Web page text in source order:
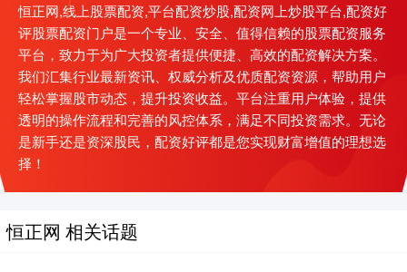
恒正网,线上股票配资,平台配资炒股,配资网上炒股平台,配资好
评股票配资门户是一个专业、安全、值得信赖的股票配资服务
平台，致力于为广大投资者提供便捷、高效的配资解决方案。
我们汇集行业最新资讯、权威分析及优质配资资源，帮助用户
轻松掌握股市动态，提升投资收益。平台注重用户体验，提供
透明的操作流程和完善的风控体系，满足不同投资需求。无论
是新手还是资深股民，配资好评都是您实现财富增值的理想选
择！
恒正网 相关话题